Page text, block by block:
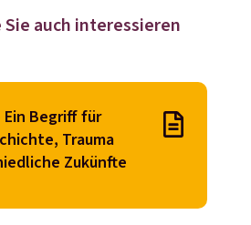
Sie auch interessieren
Ein Begriff für
Trauma
Zukünfte